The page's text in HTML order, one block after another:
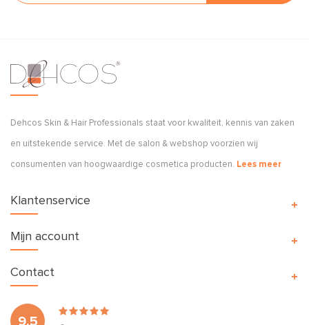
Dehcos Skin & Hair Professionals staat voor kwaliteit, kennis van zaken
en uitstekende service. Met de salon & webshop voorzien wij
consumenten van hoogwaardige cosmetica producten. Lees meer
Klantenservice
Mijn account
9.5
Contact